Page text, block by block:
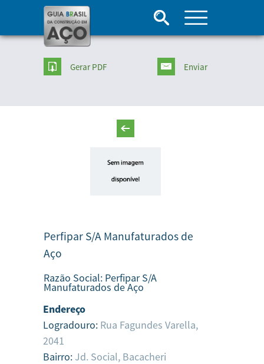
Gerar PDF Enviar
Perfipar S/A Manufaturados de
Aço
Razão Social: Perfipar S/A
Manufaturados de Aço
Endereço
Logradouro: Rua Fagundes Varella,
2041
Bairro: Jd. Social, Bacacheri